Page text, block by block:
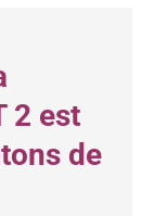
2 est
de